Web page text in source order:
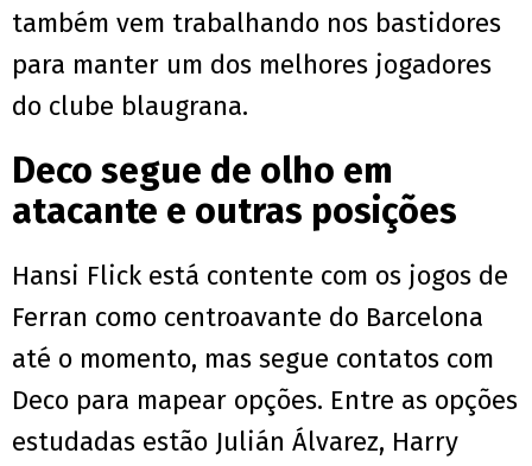
também vem trabalhando nos bastidores
para manter um dos melhores jogadores
do clube blaugrana.
Deco segue de olho em
atacante e outras posições
Hansi Flick está contente com os jogos de
Ferran como centroavante do Barcelona
até o momento, mas segue contatos com
Deco para mapear opções. Entre as opções
estudadas estão Julián Álvarez, Harry